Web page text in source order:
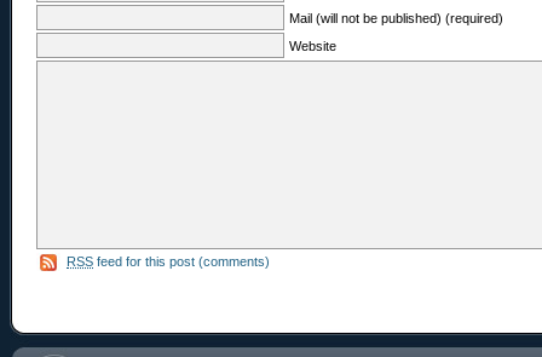
Mail (will not be published) (required)
Website
RSS feed for this post (comments)